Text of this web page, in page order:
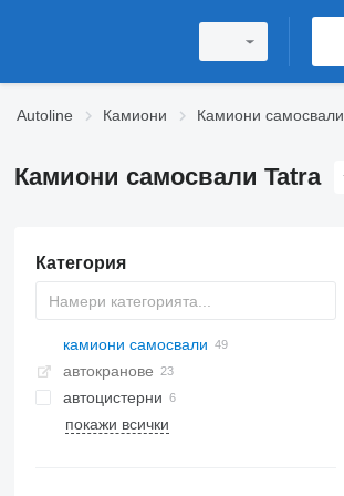
Autoline Камиони Камиони самосвали
Камиони самосвали Tatra
Категория
камиони самосвали
автокранове
автоцистерни
покажи всички